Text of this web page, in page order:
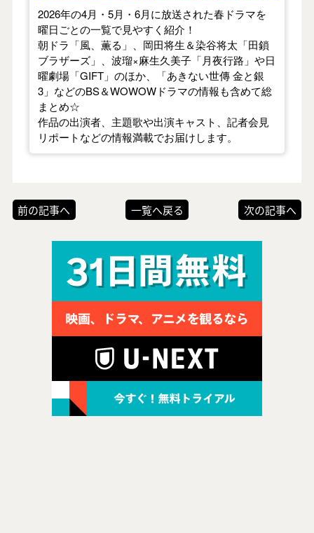
2026年の4月・5月・6月に放送された春ドラマを
曜日ごとの一覧で見やすく紹介！
朝ドラ「風、薫る」、岡田将生＆染谷将太「田鎖
ブラザーズ」、波瑠×麻生久美子「月夜行路」や日
曜劇場「GIFT」のほか、「あきない世傳 金と銀
3」などのBS＆WOWOWドラマの情報も含めて総
まとめ☆
作品の出演者、主題歌や出演キャスト、記者会見
リポートなどの情報満載でお届けします。
前の記事へ 一覧へ戻る 次の記事へ